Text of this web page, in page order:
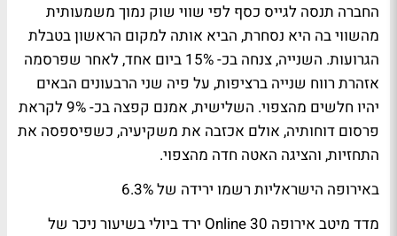
החברה תנסה לגייס כסף לפי שווי שוק נמוך משמעותית
מהשווי בה היא נסחרת, הביא אותה למקום הראשון בטבלת
הגרועות. השנייה, צנחה בכ- 15% ביום אחד, לאחר שפרסמה
אזהרת רווח שנייה ברציפות, על פיה שני הרבעונים הבאים
יהיו חלשים מהצפוי. השלישית, אמנם קפצה בכ- 9% לקראת
פרסום דוחותיה, אולם אכזבה את משקיעיה, כשפיספסה את
התחזיות, והציגה האטה חדה מהצפוי.
באירופה הישראליות רשמו ירידה של 6.3%
מדד מיטב אירופה 30 Online ירד ביולי בשיעור ניכר של